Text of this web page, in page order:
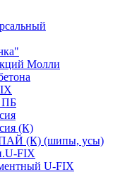
Молли
ПБ
(К)
(К) (шипы, усы)
FIX
U-FIX